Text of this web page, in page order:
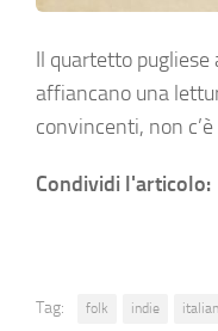
Il quartetto
affiancano una
convincenti, non
Condividi l'articolo:
Tag: folk indie